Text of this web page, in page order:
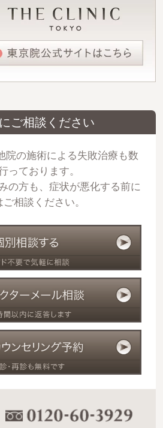
ご相談ください
院の施術による失敗治療も数
っております。
の方も、症状が悪化する前に
ご相談ください。